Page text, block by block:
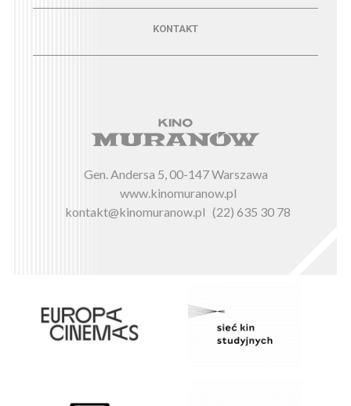
KONTAKT
Gen. Andersa 5, 00-147 Warszawa
www.kinomuranow.pl
kontakt@kinomuranow.pl (22) 635 30 78